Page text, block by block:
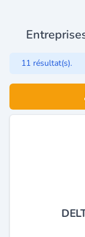
11 résultat(s).